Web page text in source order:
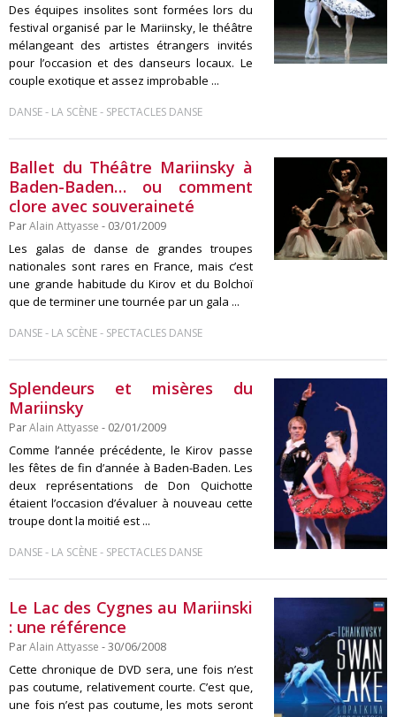
Des équipes insolites sont formées lors du
festival organisé par le Mariinsky, le théâtre
mélangeant des artistes étrangers invités
pour l’occasion et des danseurs locaux. Le
couple exotique et assez improbable ...
DANSE- LA SCÈNE- SPECTACLES DANSE
Ballet du Théâtre Mariinsky à
Baden-Baden… ou comment
clore avec souveraineté
ParAlain Attyasse - 03/01/2009
Les galas de danse de grandes troupes
nationales sont rares en France, mais c’est
une grande habitude du Kirov et du Bolchoï
que de terminer une tournée par un gala ...
DANSE- LA SCÈNE- SPECTACLES DANSE
Splendeurs et misères du
Mariinsky
ParAlain Attyasse - 02/01/2009
Comme l’année précédente, le Kirov passe
les fêtes de fin d’année à Baden-Baden. Les
deux représentations de Don Quichotte
étaient l’occasion d’évaluer à nouveau cette
troupe dont la moitié est ...
DANSE- LA SCÈNE- SPECTACLES DANSE
Le Lac des Cygnes au Mariinski
: une référence
ParAlain Attyasse - 30/06/2008
Cette chronique de DVD sera, une fois n’est
pas coutume, relativement courte. C’est que,
une fois n’est pas coutume, les mots seront